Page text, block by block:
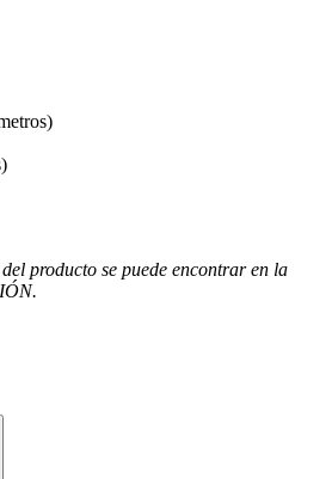
producto se puede encontrar en la